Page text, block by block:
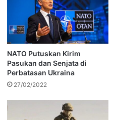
NATO Putuskan Kirim
Pasukan dan Senjata di
Perbatasan Ukraina
27/02/2022